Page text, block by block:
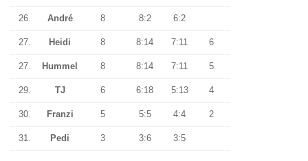
26. André 8 8:2 6:2
27. Heidi 8 8:14 7:11 6
27. Hummel 8 8:14 7:11 5
29. TJ 6 6:18 5:13 4
30. Franzi 5 5:5 4:4 2
31. Pedi 3 3:6 3:5